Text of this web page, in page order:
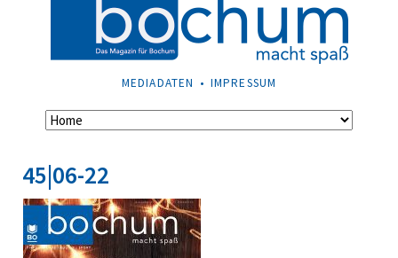
NAVIGATION
MEDIADATEN IMPRESSUM
Navigation
45|06-22